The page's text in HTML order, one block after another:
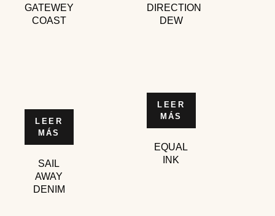
GATEWEY
COAST
DIRECTION
DEW
LEER
MÁS
SAIL
AWAY
DENIM
LEER
MÁS
EQUAL
INK